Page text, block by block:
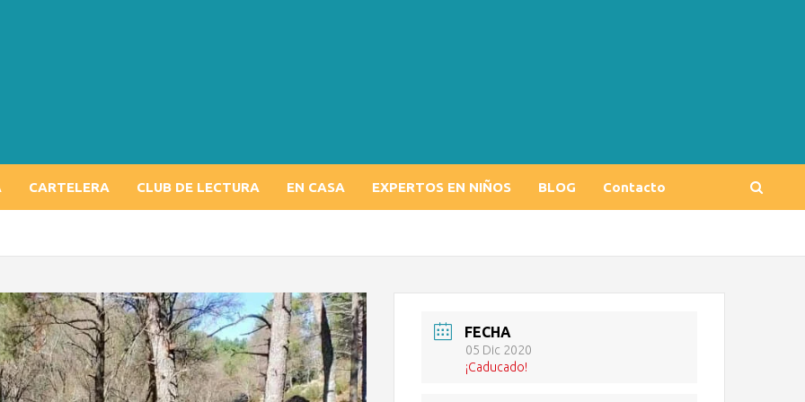
CARTELERA CLUB DE LECTURA EN CASA EXPERTOS EN NIÑOS BLOG Contacto
FECHA
05 Dic 2020
¡Caducado!